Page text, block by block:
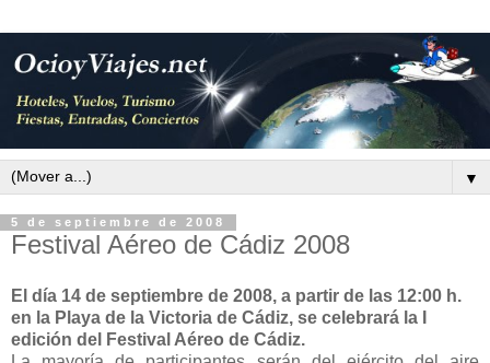
▼
5 de septiembre de 2008
Festival Aéreo de Cádiz 2008
El día 14 de septiembre de 2008, a partir de las 12:00 h.
en la Playa de la Victoria de Cádiz, se celebrará la I
edición del Festival Aéreo de Cádiz.